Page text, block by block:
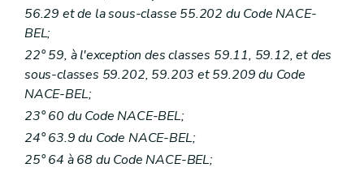
56.29 et de la sous-classe 55.202 du Code NACE-
BEL;
22° 59, à l'exception des classes 59.11, 59.12, et des
sous-classes 59.202, 59.203 et 59.209 du Code
NACE-BEL;
23° 60 du Code NACE-BEL;
24° 63.9 du Code NACE-BEL;
25° 64 à 68 du Code NACE-BEL;